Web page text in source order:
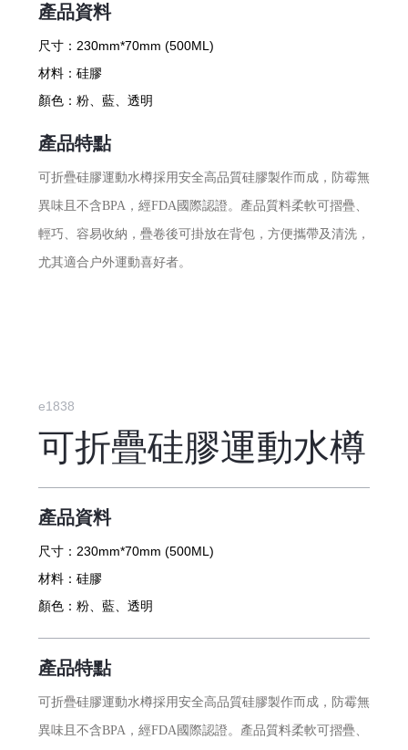
產品資料
尺寸： 230mm*70mm (500ML)
材料： 硅膠
顏色： 粉、藍、透明
產品特點
可折疊硅膠運動水樽採用安全高品質硅膠製作而成，防霉無
異味且不含BPA，經FDA國際認證。產品質料柔軟可摺疊、
輕巧、容易收納，疊卷後可掛放在背包，方便攜帶及清洗，
尤其適合户外運動喜好者。
e1838
可折疊硅膠運動水樽
產品資料
尺寸： 230mm*70mm (500ML)
材料： 硅膠
顏色： 粉、藍、透明
產品特點
可折疊硅膠運動水樽採用安全高品質硅膠製作而成，防霉無
異味且不含BPA，經FDA國際認證。產品質料柔軟可摺疊、